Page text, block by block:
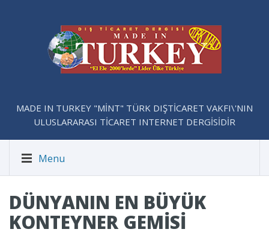
MADE IN TURKEY "MİNT" TÜRK DIŞTİCARET VAKFI\'NIN
ULUSLARARASI TİCARET INTERNET DERGİSİDİR
Menu
DÜNYANIN EN BÜYÜK
KONTEYNER GEMISI